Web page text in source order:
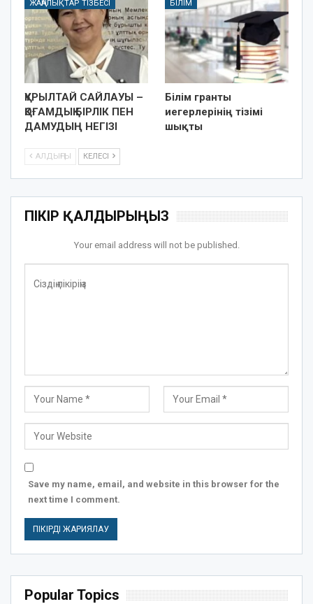
ЖАҢАЛЫҚТАР ТІЗБЕСІ
ҚҰРЫЛТАЙ САЙЛАУЫ –
ҚОҒАМДЫҚ БІРЛІК ПЕН
ДАМУДЫҢ НЕГІЗІ
БІЛІМ
Білім гранты
иегерлерінің тізімі
шықты
АЛДЫҢҒЫ КЕЛЕСІ
ПІКІР ҚАЛДЫРЫҢЫЗ
Your email address will not be published.
Save my name, email, and website in this browser for the
next time I comment.
Popular Topics